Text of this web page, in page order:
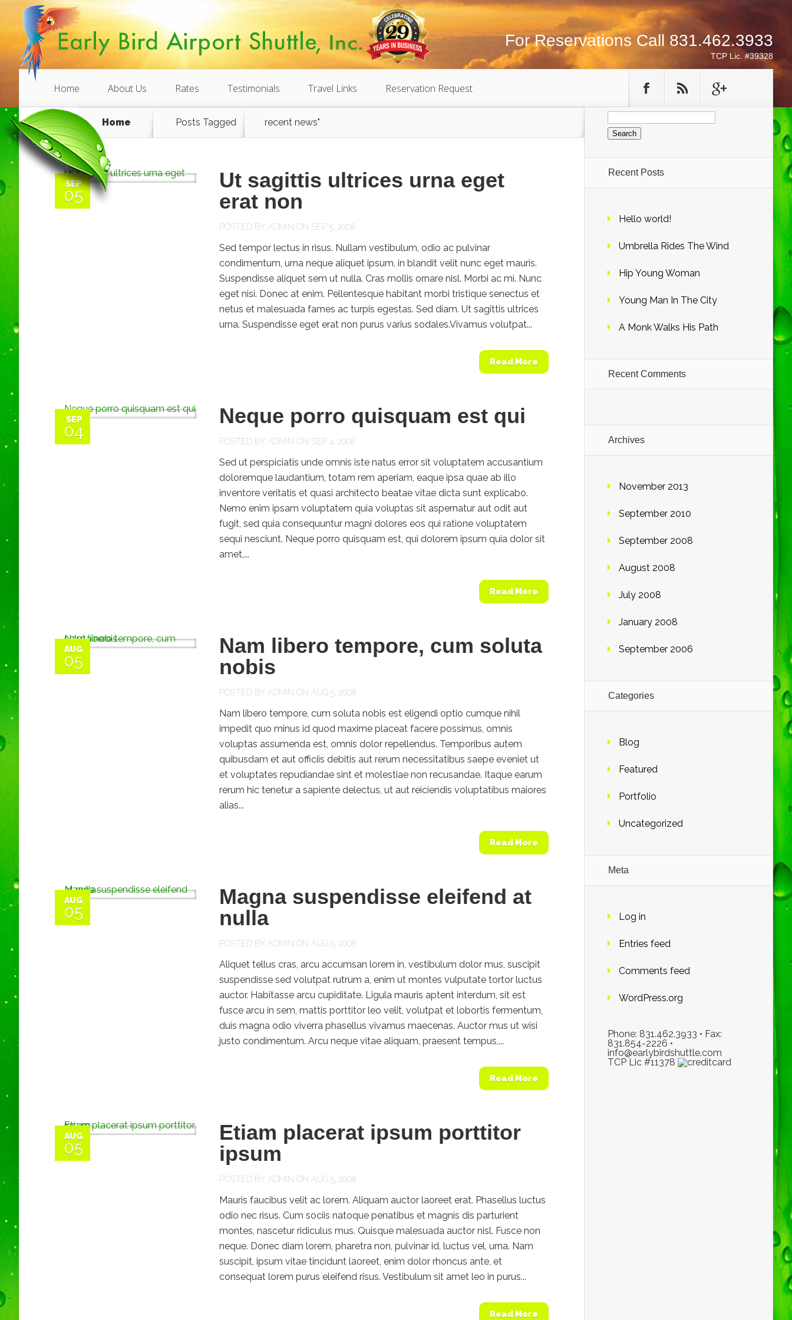
For Reservations Call 831.462.3933
TCP Lic. #39328
Home About Us Rates Testimonials Travel Links Reservation Request
Home Posts Tagged recent news"
SEP
05
Ut sagittis ultrices urna eget
erat non
POSTED BY ADMIN ON SEP 5, 2008
Sed tempor lectus in risus. Nullam vestibulum, odio ac pulvinar
condimentum, urna neque aliquet ipsum, in blandit velit nunc eget mauris.
Suspendisse aliquet sem ut nulla. Cras mollis ornare nisl. Morbi ac mi. Nunc
eget nisi. Donec at enim. Pellentesque habitant morbi tristique senectus et
netus et malesuada fames ac turpis egestas. Sed diam. Ut sagittis ultrices
urna. Suspendisse eget erat non purus varius sodales.Vivamus volutpat...
Read More
SEP
04
Neque porro quisquam est qui
POSTED BY ADMIN ON SEP 4, 2008
Sed ut perspiciatis unde omnis iste natus error sit voluptatem accusantium
doloremque laudantium, totam rem aperiam, eaque ipsa quae ab illo
inventore veritatis et quasi architecto beatae vitae dicta sunt explicabo.
Nemo enim ipsam voluptatem quia voluptas sit aspernatur aut odit aut
fugit, sed quia consequuntur magni dolores eos qui ratione voluptatem
sequi nesciunt. Neque porro quisquam est, qui dolorem ipsum quia dolor sit
amet,...
Read More
AUG
05
Nam libero tempore, cum soluta
nobis
POSTED BY ADMIN ON AUG 5, 2008
Nam libero tempore, cum soluta nobis est eligendi optio cumque nihil
impedit quo minus id quod maxime placeat facere possimus, omnis
voluptas assumenda est, omnis dolor repellendus. Temporibus autem
quibusdam et aut officiis debitis aut rerum necessitatibus saepe eveniet ut
et voluptates repudiandae sint et molestiae non recusandae. Itaque earum
rerum hic tenetur a sapiente delectus, ut aut reiciendis voluptatibus maiores
alias...
Read More
AUG
05
Magna suspendisse eleifend at
nulla
POSTED BY ADMIN ON AUG 5, 2008
Aliquet tellus cras, arcu accumsan lorem in, vestibulum dolor mus, suscipit
suspendisse sed volutpat rutrum a, enim ut montes vulputate tortor luctus
auctor. Habitasse arcu cupiditate. Ligula mauris aptent interdum, sit est
fusce arcu in sem, mattis porttitor leo velit, volutpat et lobortis fermentum,
duis magna odio viverra phasellus vivamus maecenas. Auctor mus ut wisi
justo condimentum. Arcu neque vitae aliquam, praesent tempus,...
Read More
AUG
05
Etiam placerat ipsum porttitor
ipsum
POSTED BY ADMIN ON AUG 5, 2008
Mauris faucibus velit ac lorem. Aliquam auctor laoreet erat. Phasellus luctus
odio nec risus. Cum sociis natoque penatibus et magnis dis parturient
montes, nascetur ridiculus mus. Quisque malesuada auctor nisl. Fusce non
neque. Donec diam lorem, pharetra non, pulvinar id, luctus vel, urna. Nam
suscipit, ipsum vitae tincidunt laoreet, enim dolor rhoncus ante, et
consequat lorem purus eleifend risus. Vestibulum sit amet leo in purus...
Read More
Search
for:
Recent Posts
Hello world!
Umbrella Rides The Wind
Hip Young Woman
Young Man In The City
A Monk Walks His Path
Recent Comments
Archives
November 2013
September 2010
September 2008
August 2008
July 2008
January 2008
September 2006
Categories
Blog
Featured
Portfolio
Uncategorized
Meta
Log in
Entries feed
Comments feed
WordPress.org
Phone: 831.462.3933 • Fax:
831.854-2226 •
info@earlybirdshuttle.com
TCP Lic #11378